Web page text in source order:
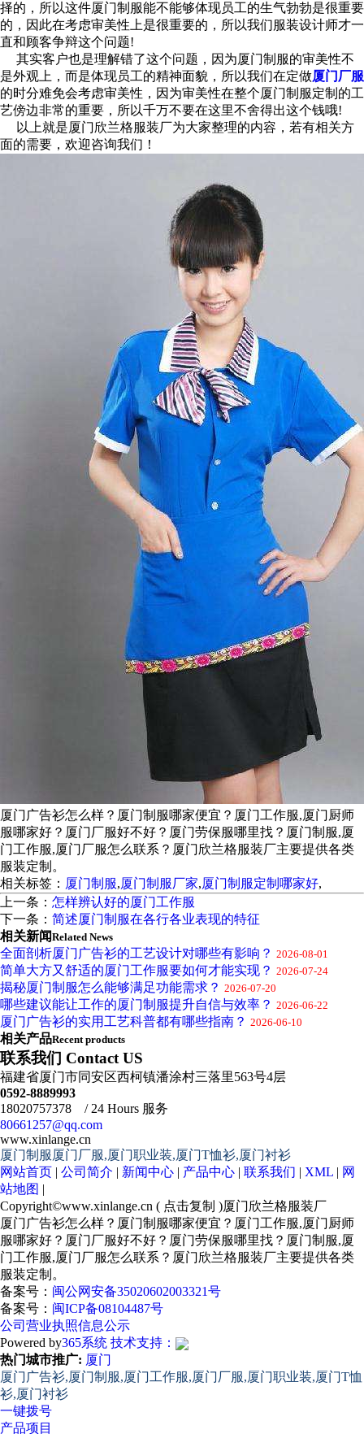
择的，所以这件厦门制服能不能够体现员工的生气勃勃是很重要
的，因此在考虑审美性上是很重要的，所以我们服装设计师才一
直和顾客争辩这个问题!
其实客户也是理解错了这个问题，因为厦门制服的审美性不
是外观上，而是体现员工的精神面貌，所以我们在定做厦门厂服
的时分难免会考虑审美性，因为审美性在整个厦门制服定制的工
艺傍边非常的重要，所以千万不要在这里不舍得出这个钱哦!
以上就是厦门欣兰格服装厂为大家整理的内容，若有相关方
面的需要，欢迎咨询我们！
厦门广告衫怎么样？厦门制服哪家便宜？厦门工作服,厦门厨师
服哪家好？厦门厂服好不好？厦门劳保服哪里找？厦门制服,厦
门工作服,厦门厂服怎么联系？厦门欣兰格服装厂主要提供各类
服装定制。
相关标签： 厦门制服,厦门制服厂家,厦门制服定制哪家好,
上一条： 怎样辨认好的厦门工作服
下一条： 简述厦门制服在各行各业表现的特征
相关新闻Related News
全面剖析厦门广告衫的工艺设计对哪些有影响？ 2026-08-01
简单大方又舒适的厦门工作服要如何才能实现？ 2026-07-24
揭秘厦门制服怎么能够满足功能需求？ 2026-07-20
哪些建议能让工作的厦门制服提升自信与效率？ 2026-06-22
厦门广告衫的实用工艺科普都有哪些指南？ 2026-06-10
相关产品Recent products
联系我们 Contact US
福建省厦门市同安区西柯镇潘涂村三落里563号4层
0592-8889993
18020757378 / 24 Hours 服务
80661257@qq.com
www.xinlange.cn
厦门制服厦门厂服,厦门职业装,厦门T恤衫,厦门衬衫
网站首页 | 公司简介 | 新闻中心 | 产品中心 | 联系我们 | XML | 网
站地图 |
Copyright©www.xinlange.cn ( 点击复制 )厦门欣兰格服装厂
厦门广告衫怎么样？厦门制服哪家便宜？厦门工作服,厦门厨师
服哪家好？厦门厂服好不好？厦门劳保服哪里找？厦门制服,厦
门工作服,厦门厂服怎么联系？厦门欣兰格服装厂主要提供各类
服装定制。
备案号： 闽公网安备35020602003321号
备案号： 闽ICP备08104487号
公司营业执照信息公示
Powered by365系统 技术支持：
热门城市推广: 厦门
厦门广告衫,厦门制服,厦门工作服,厦门厂服,厦门职业装,厦门T恤
衫,厦门衬衫
一键拨号
产品项目